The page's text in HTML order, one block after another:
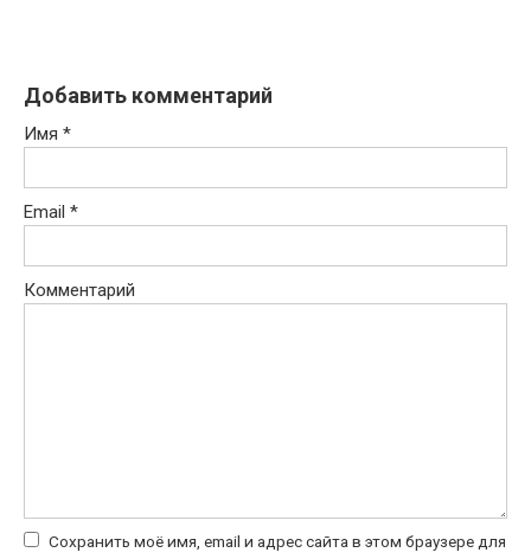
Добавить комментарий
Имя *
Email *
Комментарий
Сохранить моё имя, email и адрес сайта в этом браузере для